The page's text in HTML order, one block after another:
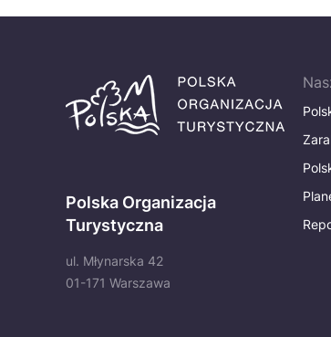
Polska Organizacja
Turystyczna
ul. Młynarska 42
01-171 Warszawa